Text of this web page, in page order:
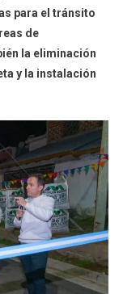
para el tránsito
de
la eliminación
y la instalación